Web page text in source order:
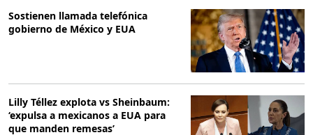
Sostienen llamada telefónica
gobierno de México y EUA
Lilly Téllez explota vs Sheinbaum:
‘expulsa a mexicanos a EUA para
que manden remesas’